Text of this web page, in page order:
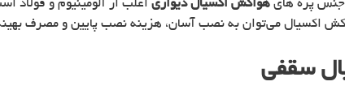
جنس پره های هواکش اکسیال دیواری اغلب از آلومینیوم و فولاد
اکسیال می‌توان به نصب آسان، هزینه نصب پایین و مصرف
سقفی